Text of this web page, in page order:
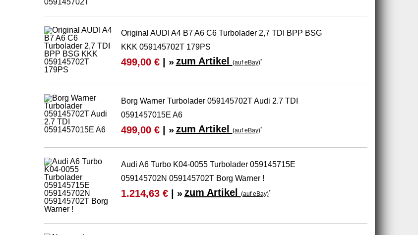
Original AUDI A4 B7 A6 C6 Turbolader 2,7 TDI BPP BSG
KKK 059145702T 179PS
499,00 €| » zum Artikel (auf eBay)*
Borg Warner Turbolader 059145702T Audi 2.7 TDI
0591457015E A6
499,00 €| » zum Artikel (auf eBay)*
Audi A6 Turbo K04-0055 Turbolader 059145715E
059145702N 059145702T Borg Warner !
1.214,63 €| » zum Artikel (auf eBay)*